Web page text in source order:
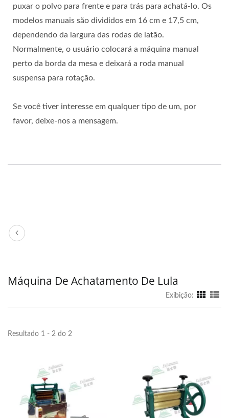
puxar o polvo para frente e para trás para achatá-lo. Os
modelos manuais são divididos em 16 cm e 17,5 cm,
dependendo da largura das rodas de latão.
Normalmente, o usuário colocará a máquina manual
perto da borda da mesa e deixará a roda manual
suspensa para rotação.
Se você tiver interesse em qualquer tipo de um, por
favor, deixe-nos a mensagem.
Máquina De Achatamento De Lula
Exibição:
Resultado 1 - 2 do 2